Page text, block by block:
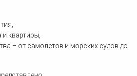
квартиры,
– от самолетов и морских судов до